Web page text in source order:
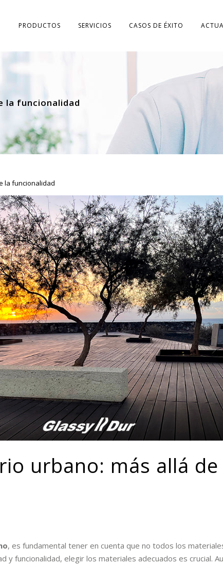
PRODUCTOS SERVICIOS CASOS DE ÉXITO
la funcionalidad
la funcionalidad
urbano: más allá de
, es fundamental tener en cuenta que no todos los
y funcionalidad, elegir los materiales adecuados es crucial.